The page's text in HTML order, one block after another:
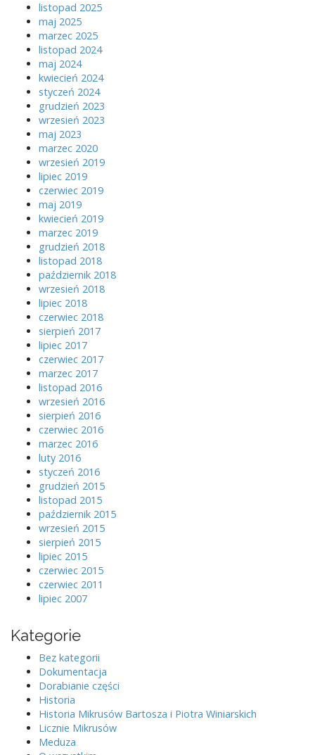
listopad 2025
maj 2025
marzec 2025
listopad 2024
maj 2024
kwiecień 2024
styczeń 2024
grudzień 2023
wrzesień 2023
maj 2023
marzec 2020
wrzesień 2019
lipiec 2019
czerwiec 2019
maj 2019
kwiecień 2019
marzec 2019
grudzień 2018
listopad 2018
październik 2018
wrzesień 2018
lipiec 2018
czerwiec 2018
sierpień 2017
lipiec 2017
czerwiec 2017
marzec 2017
listopad 2016
wrzesień 2016
sierpień 2016
czerwiec 2016
marzec 2016
luty 2016
styczeń 2016
grudzień 2015
listopad 2015
październik 2015
wrzesień 2015
sierpień 2015
lipiec 2015
czerwiec 2015
czerwiec 2011
lipiec 2007
Kategorie
Bez kategorii
Dokumentacja
Dorabianie części
Historia
Historia Mikrusów Bartosza i Piotra Winiarskich
Licznie Mikrusów
Meduza